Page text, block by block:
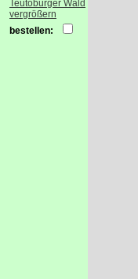
vergrößern
bestellen: